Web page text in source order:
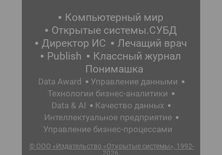
Компьютерный мир
Открытые системы.СУБД
Директор ИС
Лечащий врач
Publish
Классный журнал
Понимашка
Data Award
Управление данными
Технологии бизнес-аналитики
Data & AI
Качество данных
Интеллектуальное предприятие
Управление бизнес-процессами
© ООО «Издательство «Открытые системы», 1992-
2026.